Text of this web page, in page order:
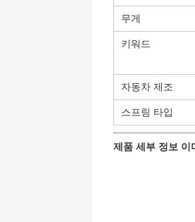
무게
키워드
자동차 제조
스프링 타입
제품 세부 정보 이